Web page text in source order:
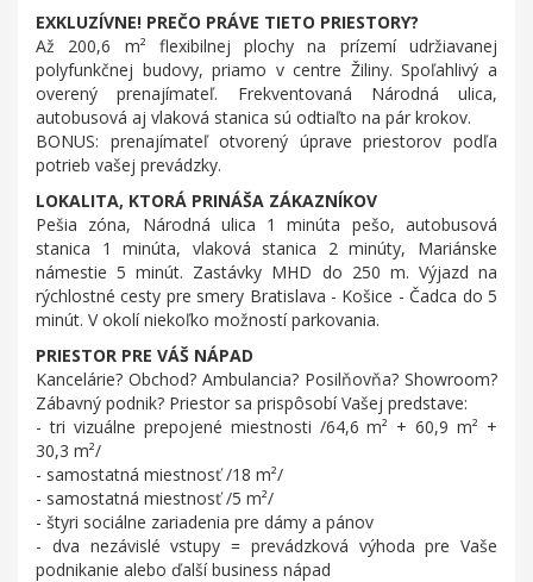
EXKLUZÍVNE! PREČO PRÁVE TIETO PRIESTORY?
Až 200,6 m² flexibilnej plochy na prízemí udržiavanej
polyfunkčnej budovy, priamo v centre Žiliny. Spoľahlivý a
overený prenajímateľ. Frekventovaná Národná ulica,
autobusová aj vlaková stanica sú odtiaľto na pár krokov.
BONUS: prenajímateľ otvorený úprave priestorov podľa
potrieb vašej prevádzky.
LOKALITA, KTORÁ PRINÁŠA ZÁKAZNÍKOV
Pešia zóna, Národná ulica 1 minúta pešo, autobusová
stanica 1 minúta, vlaková stanica 2 minúty, Mariánske
námestie 5 minút. Zastávky MHD do 250 m. Výjazd na
rýchlostné cesty pre smery Bratislava - Košice - Čadca do 5
minút. V okolí niekoľko možností parkovania.
PRIESTOR PRE VÁŠ NÁPAD
Kancelárie? Obchod? Ambulancia? Posilňovňa? Showroom?
Zábavný podnik? Priestor sa prispôsobí Vašej predstave:
- tri vizuálne prepojené miestnosti /64,6 m² + 60,9 m² +
30,3 m²/
- samostatná miestnosť /18 m²/
- samostatná miestnosť /5 m²/
- štyri sociálne zariadenia pre dámy a pánov
- dva nezávislé vstupy = prevádzková výhoda pre Vaše
podnikanie alebo ďalší business nápad